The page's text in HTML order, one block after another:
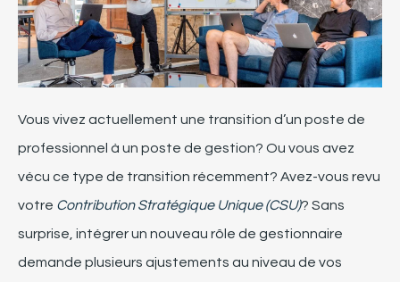
Vous vivez actuellement une transition d’un poste de
professionnel à un poste de gestion? Ou vous avez
vécu ce type de transition récemment? Avez-vous revu
votre Contribution Stratégique Unique (CSU)? Sans
surprise, intégrer un nouveau rôle de gestionnaire
demande plusieurs ajustements au niveau de vos